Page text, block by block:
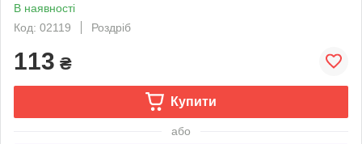
В наявності
Код: 02119
Роздріб
113 ₴
Купити
або